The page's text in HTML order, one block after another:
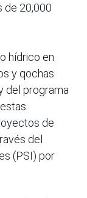
de 20,000
hídrico en
y qochas
del programa
de
del
(PSI) por